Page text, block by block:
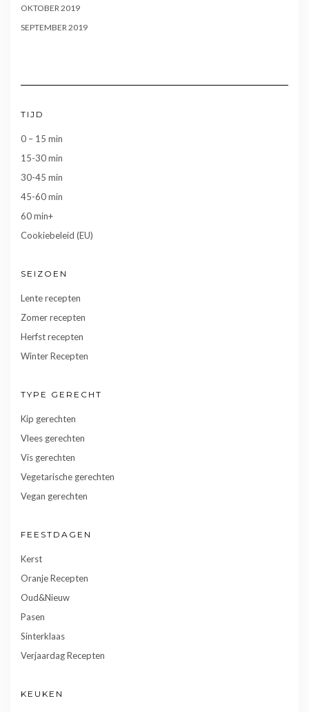
OKTOBER 2019
SEPTEMBER 2019
TIJD
0 – 15 min
15-30 min
30-45 min
45-60 min
60 min+
Cookiebeleid (EU)
SEIZOEN
Lente recepten
Zomer recepten
Herfst recepten
Winter Recepten
TYPE GERECHT
Kip gerechten
Vlees gerechten
Vis gerechten
Vegetarische gerechten
Vegan gerechten
FEESTDAGEN
Kerst
Oranje Recepten
Oud&Nieuw
Pasen
Sinterklaas
Verjaardag Recepten
KEUKEN